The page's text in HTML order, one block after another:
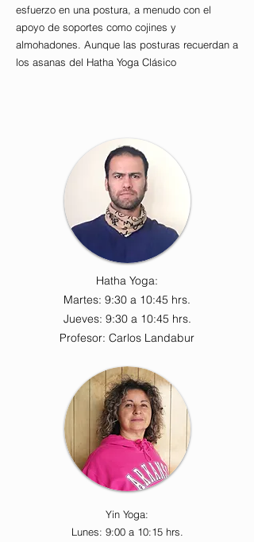
esfuerzo en una postura, a menudo con el
apoyo de soportes como cojines y
almohadones. Aunque las posturas recuerdan a
los asanas del Hatha Yoga Clásico
Hatha Yoga:
Martes: 9:30 a 10:45 hrs.
Jueves: 9:30 a 10:45 hrs.
Profesor: Carlos Landabur​
Yin Yoga:
Lunes: 9:00 a 10:15 hrs.